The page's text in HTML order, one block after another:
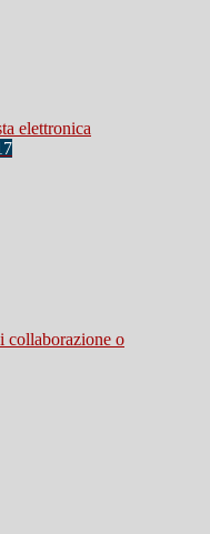
elettronica
collaborazione o